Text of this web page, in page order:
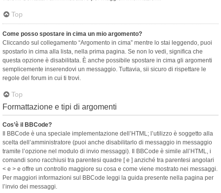
Top
Come posso spostare in cima un mio argomento?
Cliccando sul collegamento “Argomento in cima” mentre lo stai leggendo, puoi
spostarlo in cima alla lista, nella prima pagina. Se non lo vedi, significa che
questa opzione è disabilitata. È anche possibile spostare in cima gli argomenti
semplicemente inserendovi un messaggio. Tuttavia, sii sicuro di rispettare le
regole del forum in cui ti trovi.
Top
Formattazione e tipi di argomenti
Cos’è il BBCode?
Il BBCode è una speciale implementazione dell’HTML; l’utilizzo è soggetto alla
scelta dell’amministratore (puoi anche disabilitarlo di messaggio in messaggio
tramite l’opzione nel modulo di invio messaggi). Il BBCode è simile all’HTML, i
comandi sono racchiusi tra parentesi quadre [ e ] anziché tra parentesi angolari
< e > e offre un controllo maggiore su cosa e come viene mostrato nei messaggi.
Per maggiori informazioni sul BBCode leggi la guida presente nella pagina per
l’invio dei messaggi.